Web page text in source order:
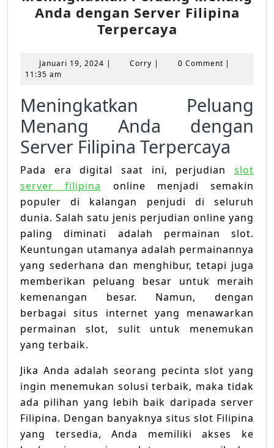
Anda dengan Server Filipina
Terpercaya
Menang
Server
Filipina
Terpercaya
Januari 19, 2024 Januari
| Corry Corry
| 0 Comment |
11:35 am
Meningkatkan Peluang
Menang Anda dengan
Server Filipina Terpercaya
Pada era digital saat ini, perjudian slot
server filipina
online menjadi semakin
populer di kalangan penjudi di seluruh
dunia. Salah satu jenis perjudian online yang
paling diminati adalah permainan slot.
Keuntungan utamanya adalah permainannya
yang sederhana dan menghibur, tetapi juga
memberikan peluang besar untuk meraih
kemenangan besar. Namun, dengan
berbagai situs internet yang menawarkan
permainan slot, sulit untuk menemukan
yang terbaik.
Jika Anda adalah seorang pecinta slot yang
ingin menemukan solusi terbaik, maka tidak
ada pilihan yang lebih baik daripada server
Filipina. Dengan banyaknya situs slot Filipina
yang tersedia, Anda memiliki akses ke